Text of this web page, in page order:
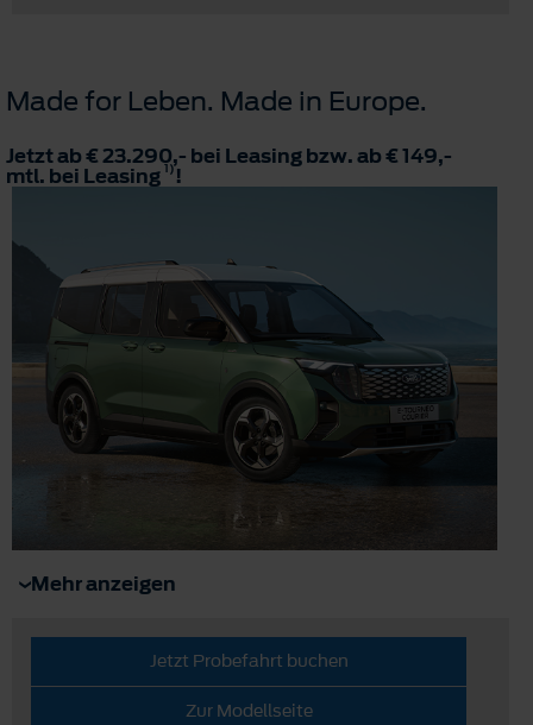
Made for Leben. Made in Europe.
Jetzt ab € 23.290,- bei Leasing bzw. ab € 149,-
mtl. bei Leasing 1)!
Mehr anzeigen
Jetzt Probefahrt buchen
Zur Modellseite